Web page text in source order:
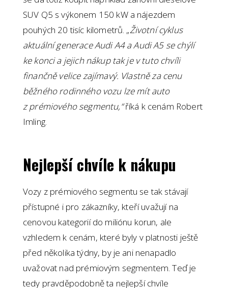
SUV Q5 s výkonem 150 kW a nájezdem
pouhých 20 tisíc kilometrů. „Životní cyklus
aktuální generace Audi A4 a Audi A5 se chýlí
ke konci a jejich nákup tak je v tuto chvíli
finančně velice zajímavý. Vlastně za cenu
běžného rodinného vozu lze mít auto
z prémiového segmentu,“říká k cenám Robert
Imling.
Nejlepší chvíle k nákupu
Vozy z prémiového segmentu se tak stávají
přístupné i pro zákazníky, kteří uvažují na
cenovou kategorií do miliónu korun, ale
vzhledem k cenám, které byly v platnosti ještě
před několika týdny, by je ani nenapadlo
uvažovat nad prémiovým segmentem. Teď je
tedy pravděpodobně ta nejlepší chvíle